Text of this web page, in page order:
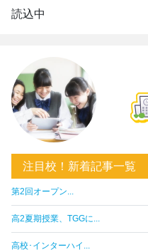
読込中
注目校！新着記事一覧
第2回オープン...
高2夏期授業、TGGに...
高校･インターハイ...